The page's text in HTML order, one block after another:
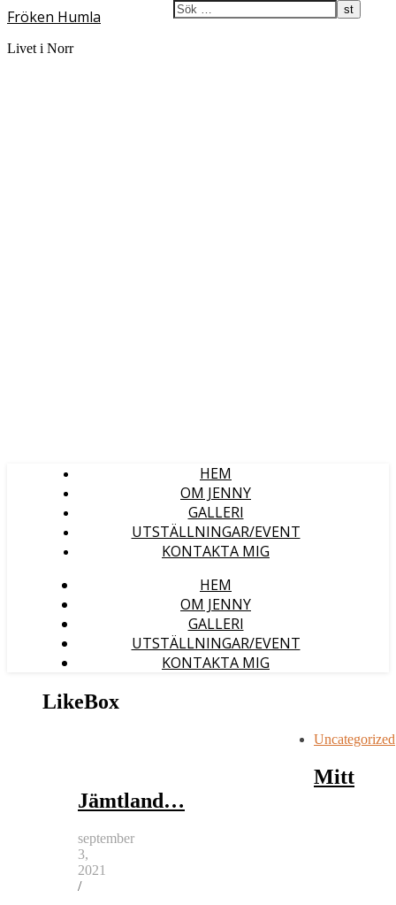
Fröken Humla
Livet i Norr
HEM
OM JENNY
GALLERI
UTSTÄLLNINGAR/EVENT
KONTAKTA MIG
HEM
OM JENNY
GALLERI
UTSTÄLLNINGAR/EVENT
KONTAKTA MIG
LikeBox
Uncategorized
Mitt
Jämtland…
september
3,
2021
/